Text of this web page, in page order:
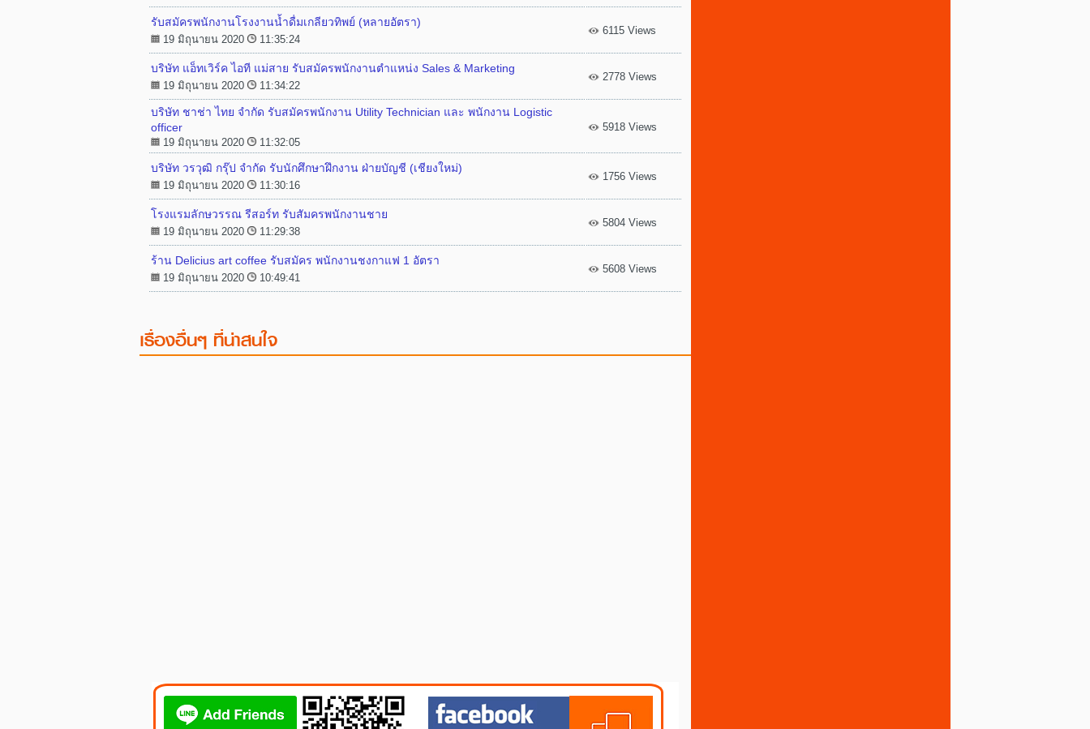
รับสมัครพนักงานโรงงานน้ำดื่มเกลียวทิพย์ (หลายอัตรา)
19 มิถุนายน 2020 11:35:24
6115 Views
บริษัท แอ็ทเวิร์ค ไอที แม่สาย รับสมัครพนักงานตำแหน่ง Sales & Marketing
19 มิถุนายน 2020 11:34:22
2778 Views
บริษัท ชาช่า ไทย จำกัด รับสมัครพนักงาน Utility Technician และ พนักงาน Logistic
officer
19 มิถุนายน 2020 11:32:05
5918 Views
บริษัท วรวุฒิ กรุ๊ป จำกัด รับนักศึกษาฝึกงาน ฝ่ายบัญชี (เชียงใหม่)
19 มิถุนายน 2020 11:30:16
1756 Views
โรงแรมลักษวรรณ รีสอร์ท รับสัมครพนักงานชาย
19 มิถุนายน 2020 11:29:38
5804 Views
ร้าน Delicius art coffee รับสมัคร พนักงานชงกาแฟ 1 อัตรา
19 มิถุนายน 2020 10:49:41
5608 Views
เรื่องอื่นๆ ที่น่าสนใจ